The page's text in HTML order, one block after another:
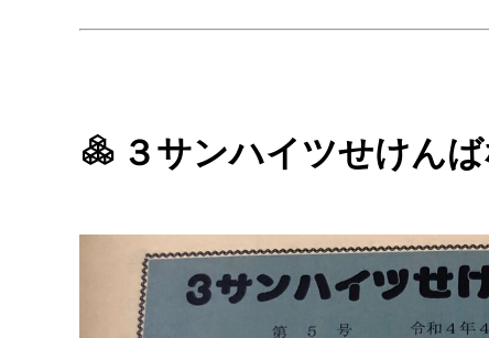
３サンハイツせけん